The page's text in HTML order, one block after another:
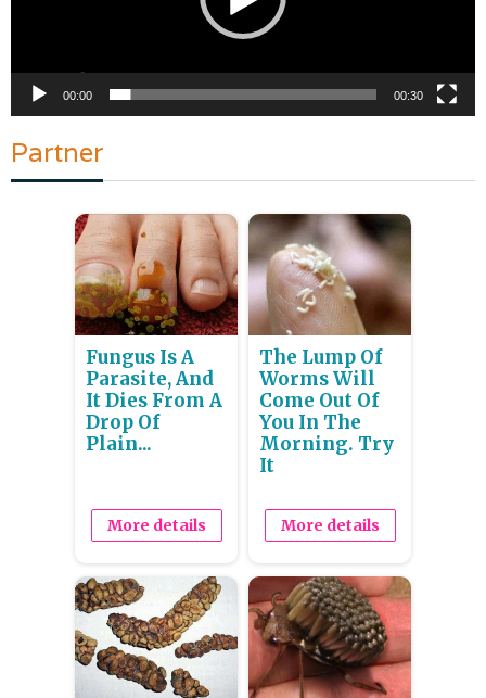
00:00 00:30
Partner
Fungus Is A
Parasite, And
It Dies From A
Drop Of
Plain...
More details
The Lump Of
Worms Will
Come Out Of
You In The
Morning. Try
It
More details